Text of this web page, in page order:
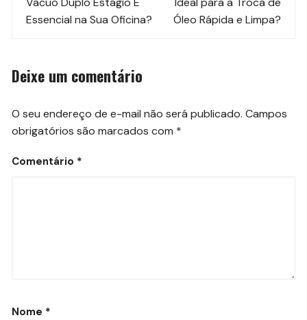
post
Essencial na Sua Oficina?
Óleo Rápida e Limpa?
Deixe um comentário
O seu endereço de e-mail não será publicado. Campos
obrigatórios são marcados com *
Comentário *
Nome *